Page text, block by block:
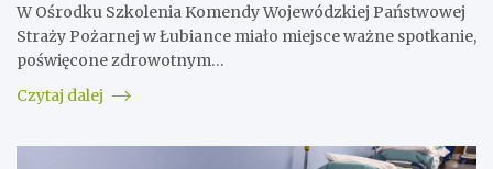
W Ośrodku Szkolenia Komendy Wojewódzkiej Państwowej
Straży Pożarnej w Łubiance miało miejsce ważne spotkanie,
poświęcone zdrowotnym…
Czytaj dalej